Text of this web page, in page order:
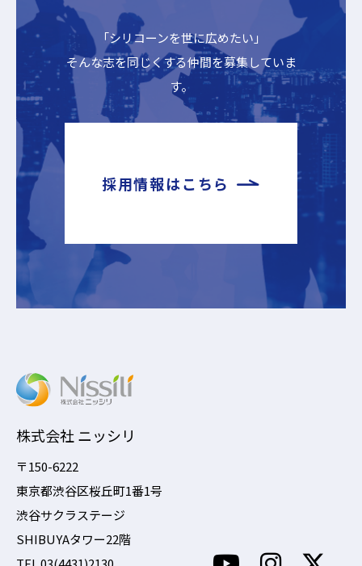
「シリコーンを世に広めたい」
そんな志を同じくする仲間を募集していま
す。
採用情報はこちら
株式会社 ニッシリ
〒150-6222
東京都渋谷区桜丘町1番1号
渋谷サクラステージ
SHIBUYAタワー22階